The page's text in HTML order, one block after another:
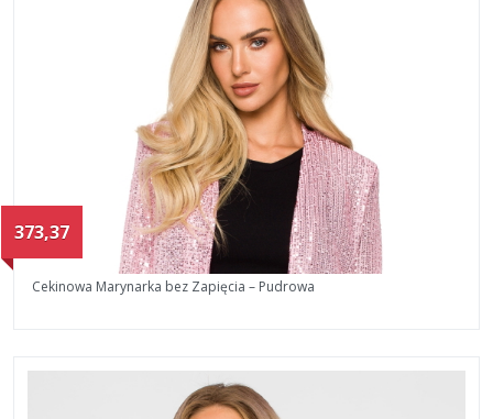
373,37
Cekinowa Marynarka bez Zapięcia – Pudrowa